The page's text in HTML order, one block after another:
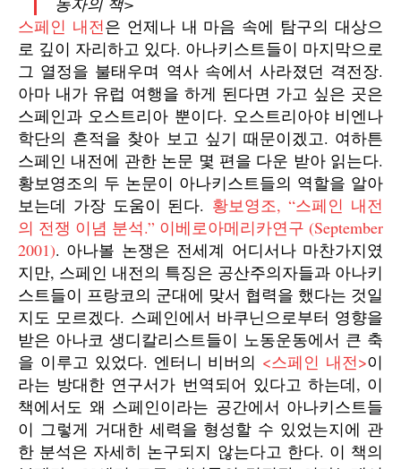
스페인 내전은 언제나 내 마음 속에 탐구의 대상으
로 깊이 자리하고 있다. 아나키스트들이 마지막으로
그 열정을 불태우며 역사 속에서 사라졌던 격전장.
아마 내가 유럽 여행을 하게 된다면 가고 싶은 곳은
스페인과 오스트리아 뿐이다. 오스트리아야 비엔나
학단의 흔적을 찾아 보고 싶기 때문이겠고. 여하튼
스페인 내전에 관한 논문 몇 편을 다운 받아 읽는다.
황보영조의 두 논문이 아나키스트들의 역할을 알아
보는데 가장 도움이 된다. 황보영조, “스페인 내전
의 전쟁 이념 분석.” 이베로아메리카연구 (September
2001). 아나볼 논쟁은 전세계 어디서나 마찬가지였
지만, 스페인 내전의 특징은 공산주의자들과 아나키
스트들이 프랑코의 군대에 맞서 협력을 했다는 것일
지도 모르겠다. 스페인에서 바쿠닌으로부터 영향을
받은 아나코 생디칼리스트들이 노동운동에서 큰 축
을 이루고 있었다. 엔터니 비버의 <스페인 내전>이
라는 방대한 연구서가 번역되어 있다고 하는데, 이
책에서도 왜 스페인이라는 공간에서 아나키스트들
이 그렇게 거대한 세력을 형성할 수 있었는지에 관
한 분석은 자세히 논구되지 않는다고 한다. 이 책의